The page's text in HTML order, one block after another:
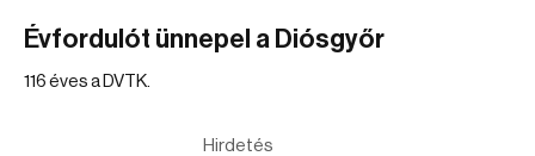
Évfordulót ünnepel a Diósgyőr
116 éves a DVTK.
Hirdetés